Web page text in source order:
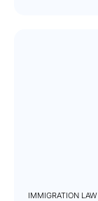
IMMIGRATION LAW